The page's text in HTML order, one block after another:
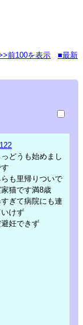
前100を表示
■最新
どうも始めまし
らも里帰りついで
猫です満8歳
ぎて病院にも連
けず
妊できず